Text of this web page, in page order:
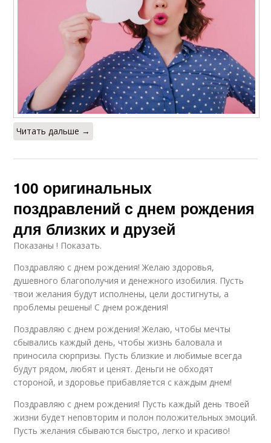
Читать дальше →
100 оригинальных
поздравлений с днем рождения
для близких и друзей
Показаны ! Показать.
Поздравляю с днем рождения! Желаю здоровья,
душевного благополучия и денежного изобилия. Пусть
твои желания будут исполнены, цели достигнуты, а
проблемы решены! С днем рождения!
Поздравляю с днем рождения! Желаю, чтобы мечты
сбывались каждый день, чтобы жизнь баловала и
приносила сюрпризы. Пусть близкие и любимые всегда
будут рядом, любят и ценят. Деньги не обходят
стороной, и здоровье прибавляется с каждым днем!
Поздравляю с днем рождения! Пусть каждый день твоей
жизни будет неповторим и полон положительных эмоций.
Пусть желания сбываются быстро, легко и красиво!